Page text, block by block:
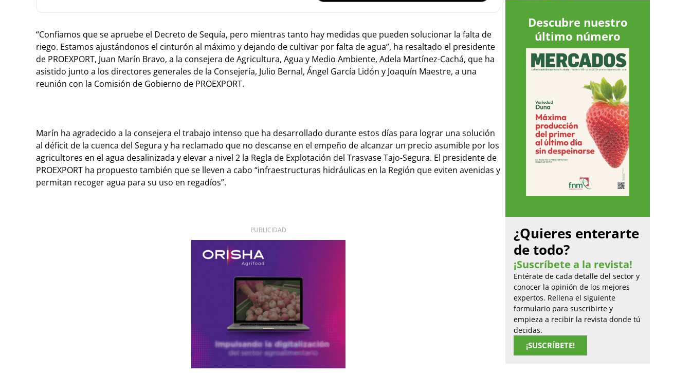
“Confiamos que se apruebe el Decreto de Sequía, pero mientras tanto hay medidas que pueden solucionar la falta de
riego. Estamos ajustándonos el cinturón al máximo y dejando de cultivar por falta de agua”, ha resaltado el presidente
de PROEXPORT, Juan Marín Bravo, a la consejera de Agricultura, Agua y Medio Ambiente, Adela Martínez-Cachá, que ha
asistido junto a los directores generales de la Consejería, Julio Bernal, Ángel García Lidón y Joaquín Maestre, a una
reunión con la Comisión de Gobierno de PROEXPORT.
Marín ha agradecido a la consejera el trabajo intenso que ha desarrollado durante estos días para lograr una solución
al déficit de la cuenca del Segura y ha reclamado que no descanse en el empeño de alcanzar un precio asumible por los
agricultores en el agua desalinizada y elevar a nivel 2 la Regla de Explotación del Trasvase Tajo-Segura. El presidente de
PROEXPORT ha propuesto también que se lleven a cabo “infraestructuras hidráulicas en la Región que eviten avenidas y
permitan recoger agua para su uso en regadíos”.
PUBLICIDAD
Descubre nuestro
último número
¿Quieres enterarte
de todo?
¡Suscríbete a la revista!
Entérate de cada detalle del sector y
conocer la opinión de los mejores
expertos. Rellena el siguiente
formulario para suscribirte y
empieza a recibir la revista donde tú
decidas.
¡SUSCRÍBETE!